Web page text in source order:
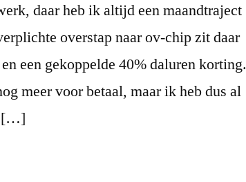
daar heb ik altijd een maandtraject
overstap naar ov-chip zit daar
een gekoppelde 40% daluren korting.
meer voor betaal, maar ik heb dus al
[…]